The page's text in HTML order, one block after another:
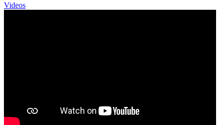
Videos